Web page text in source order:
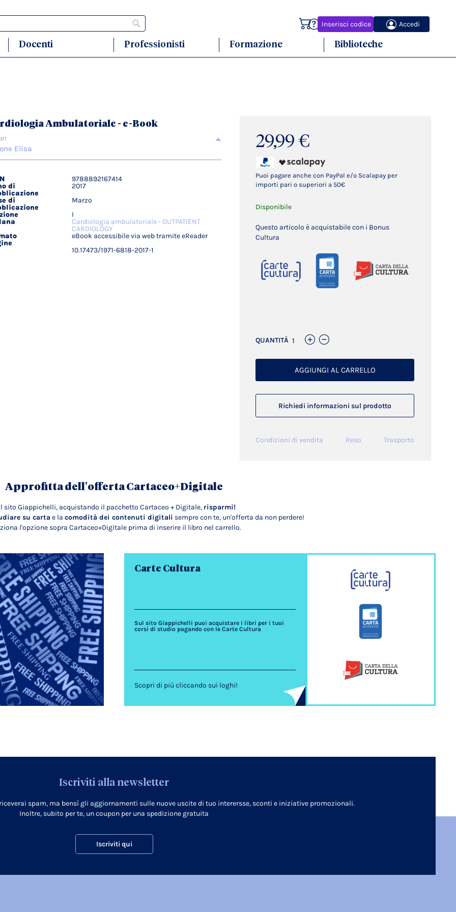
Inserisci codice Accedi
Carrello
Docenti Professionisti Formazione Biblioteche
29,99 €
Puoi pagare anche con PayPal e/o Scalapay per
importi pari o superiori a 50€
Disponibile
Questo articolo è acquistabile con i Bonus
Cultura
QUANTITÀ
AGGIUNGI AL CARRELLO
Richiedi informazioni sul prodotto
Condizioni di vendita Reso Trasporto
Ambulatoriale - e-Book
Elisa
9788892167414
di
2017
di
Marzo
I
Cardiologia ambulatoriale - OUTPATIENT
CARDIOLOGY
eBook accessibile via web tramite eReader
10.17473/1971-6818-2017-1
Approfitta dell'offerta Cartaceo+Digitale
sito Giappichelli, acquistando il pacchetto Cartaceo + Digitale, risparmi!
su carta e la comodità dei contenuti digitali sempre con te, un'offerta da non perdere!
l'opzione sopra Cartaceo+Digitale prima di inserire il libro nel carrello.
Carte Cultura
Sul sito Giappichelli puoi acquistare i libri per i tuoi
corsi di studio pagando con le Carte Cultura
Scopri di più cliccando sui loghi!
Iscriviti alla newsletter
spam, ma bensì gli aggiornamenti sulle nuove uscite di tuo interersse, sconti e iniziative promozionali.
Inoltre, subito per te, un coupon per una spedizione gratuita
Iscriviti qui